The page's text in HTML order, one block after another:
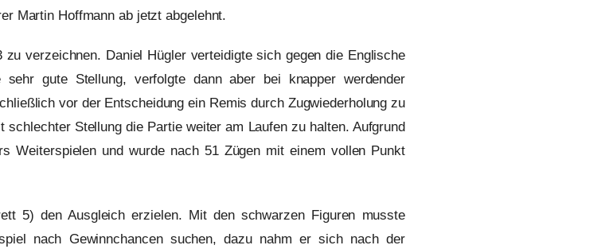
Martin Hoffmann ab jetzt abgelehnt.
verzeichnen. Daniel Hügler verteidigte sich gegen die Englische
gute Stellung, verfolgte dann aber bei knapper werdender
vor der Entscheidung ein Remis durch Zugwiederholung zu
Stellung die Partie weiter am Laufen zu halten. Aufgrund
Weiterspielen und wurde nach 51 Zügen mit einem vollen Punkt
5) den Ausgleich erzielen. Mit den schwarzen Figuren musste
nach Gewinnchancen suchen, dazu nahm er sich nach der